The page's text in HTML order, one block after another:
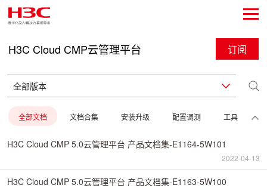
H3C Cloud CMP云管理平台 订阅
全部文档 文档合集 安装升级 配置调测 工具
H3C Cloud CMP 5.0云管理平台 产品文档集-E1164-5W101
2022-04-13
H3C Cloud CMP 5.0云管理平台 产品文档集-E1163-5W100